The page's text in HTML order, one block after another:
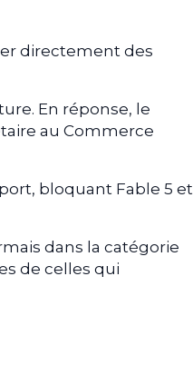
directement des
En réponse, le
au Commerce
bloquant Fable 5 et
dans la catégorie
de celles qui